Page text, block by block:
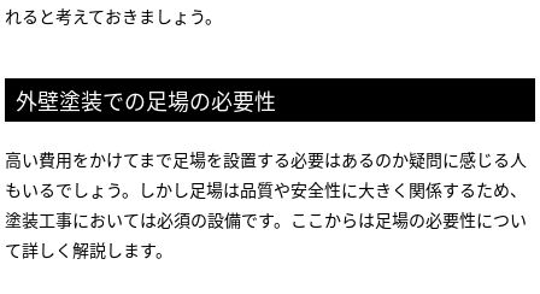
れると考えておきましょう。
外壁塗装での足場の必要性
高い費用をかけてまで足場を設置する必要はあるのか疑問に感じる人
もいるでしょう。しかし足場は品質や安全性に大きく関係するため、
塗装工事においては必須の設備です。ここからは足場の必要性につい
て詳しく解説します。